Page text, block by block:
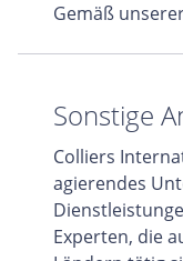
Gemäß
Sonstige
Colliers
agierendes
Experten, die